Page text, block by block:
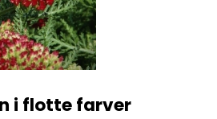
i flotte farver